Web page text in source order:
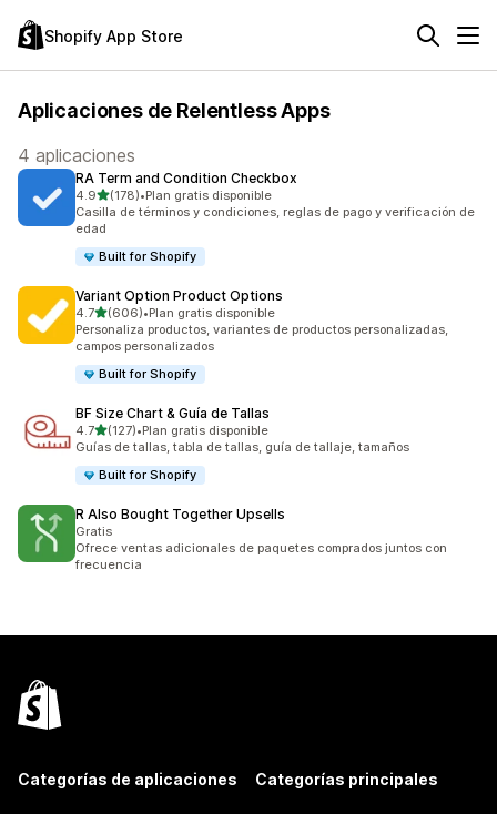
Shopify App Store
Aplicaciones de Relentless Apps
4 aplicaciones
RA Term and Condition Checkbox
4.9de 5 estrellas
(178)
178 reseñas en total
•Plan gratis disponible
Casilla de términos y condiciones, reglas de pago y verificación de
edad
Built for Shopify
Variant Option Product Options
4.7de 5 estrellas
(606)
606 reseñas en total
•Plan gratis disponible
Personaliza productos, variantes de productos personalizadas,
campos personalizados
Built for Shopify
BF Size Chart & Guía de Tallas
4.7de 5 estrellas
(127)
127 reseñas en total
•Plan gratis disponible
Guías de tallas, tabla de tallas, guía de tallaje, tamaños
Built for Shopify
R Also Bought Together Upsells
Gratis
Ofrece ventas adicionales de paquetes comprados juntos con
frecuencia
Categorías de aplicaciones Categorías principales